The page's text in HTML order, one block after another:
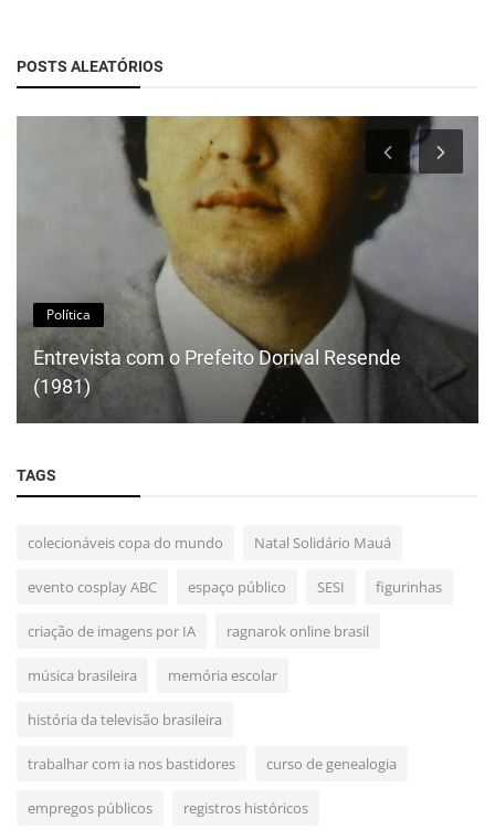
POSTS ALEATÓRIOS
Política
Entrevista com o Prefeito Dorival Resende
(1981)
TAGS
colecionáveis copa do mundo Natal Solidário Mauá
evento cosplay ABC espaço público SESI figurinhas
criação de imagens por IA ragnarok online brasil
música brasileira memória escolar
história da televisão brasileira
trabalhar com ia nos bastidores curso de genealogia
empregos públicos registros históricos